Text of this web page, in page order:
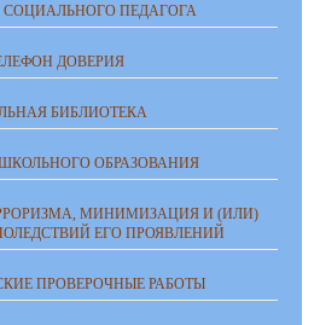
СОЦИАЛЬНОГО ПЕДАГОГА
ДОВЕРИЯ
БИБЛИОТЕКА
ОБРАЗОВАНИЯ
МИНИМИЗАЦИЯ И (ИЛИ)
ЕГО ПРОЯВЛЕНИЙ
ПРОВЕРОЧНЫЕ РАБОТЫ